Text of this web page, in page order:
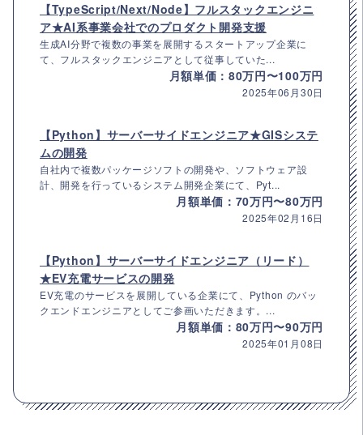
【TypeScript/Next/Node】フルスタックエンジニ
ア★AI系事業会社でのプロダクト開発支援
生成AI分野で複数の事業を展開するスタートアップ企業に
て、フルスタックエンジニアとして従事していた...
月額単価：80万円〜100万円
2025年06月30日
【Python】サーバーサイドエンジニア★GISシステ
ムの開発
自社内で複数パッケージソフトの開発や、ソフトウェア設
計、開発を行っているシステム開発企業にて、Pyt...
月額単価：70万円〜80万円
2025年02月16日
【Python】サーバーサイドエンジニア（リード）
★EV充電サービスの開発
EV充電のサービスを展開している企業にて、Python のバッ
クエンドエンジニアとしてご参画いただきます。...
月額単価：80万円〜90万円
2025年01月08日